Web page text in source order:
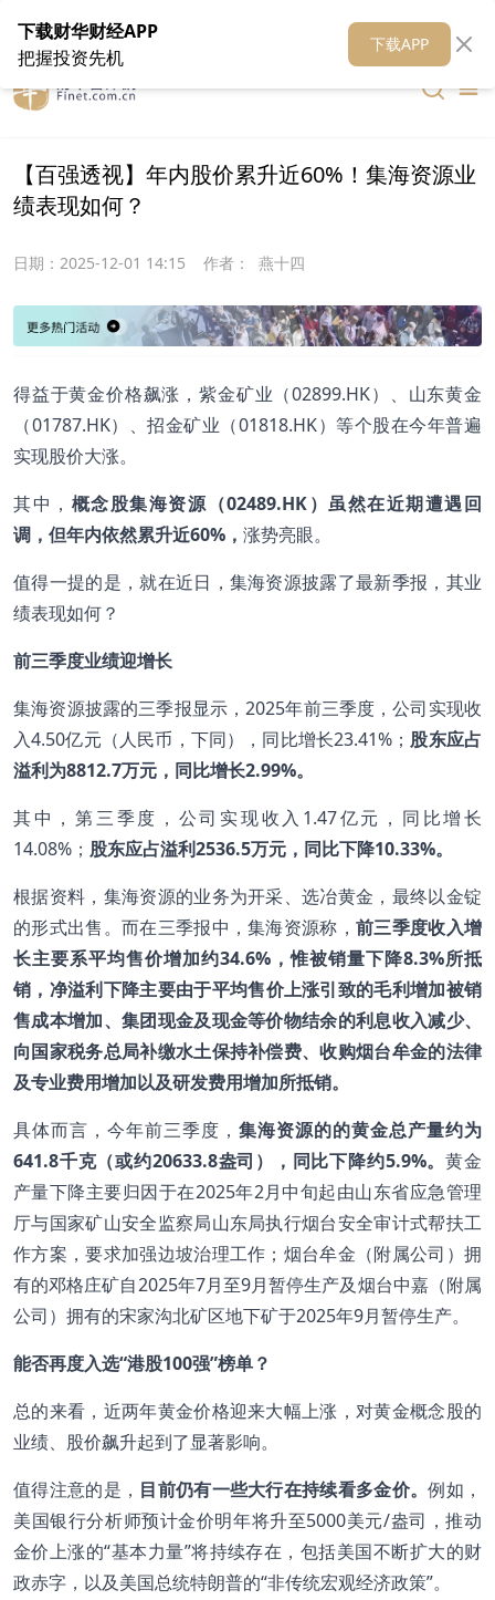
在线客服 关于我们 财华媒体矩阵 财华智库
【百强透视】年内股价累升近60%！集海资源业
绩表现如何？
日期： 2025-12-01 14:15 作者： 燕十四
得益于黄金价格飙涨，紫金矿业（02899.HK）、山东黄金
（01787.HK）、招金矿业（01818.HK）等个股在今年普遍
实现股价大涨。
其中， 概念股集海资源（02489.HK）虽然在近期遭遇回
调，但年内依然累升近60%， 涨势亮眼。
值得一提的是，就在近日，集海资源披露了最新季报，其业
绩表现如何？
前三季度业绩迎增长
集海资源披露的三季报显示，2025年前三季度，公司实现收
入4.50亿元（人民币，下同），同比增长23.41%； 股东应占
溢利为8812.7万元，同比增长2.99%。
其中，第三季度，公司实现收入1.47亿元，同比增长
14.08%； 股东应占溢利2536.5万元，同比下降10.33%。
根据资料，集海资源的业务为开采、选冶黄金，最终以金锭
的形式出售。而在三季报中，集海资源称，前三季度收入增
长主要系平均售价增加约34.6%，惟被销量下降8.3%所抵
销 ， 净溢利下降主要由于平均售价上涨引致的毛利增加被销
售成本增加、集团现金及现金等价物结余的利息收入减少、
向国家税务总局补缴水土保持补偿费、收购烟台牟金的法律
及专业费用增加以及研发费用增加所抵销。
具体而言，今年前三季度， 集海资源的的黄金总产量约为
641.8千克（或约20633.8盎司）， 同比下降约5.9%。黄金
产量下降主要归因于在2025年2月中旬起由山东省应急管理
厅与国家矿山安全监察局山东局执行烟台安全审计式帮扶工
作方案，要求加强边坡治理工作；烟台牟金（附属公司）拥
有的邓格庄矿自2025年7月至9月暂停生产及烟台中嘉（附属
公司）拥有的宋家沟北矿区地下矿于2025年9月暂停生产。
能否再度入选“港股100强”榜单？
总的来看，近两年黄金价格迎来大幅上涨，对黄金概念股的
业绩、股价飙升起到了显著影响。
值得注意的是， 目前仍有一些大行在持续看多金价。例如，
美国银行分析师预计金价明年将升至5000美元/盎司，推动
金价上涨的“基本力量”将持续存在，包括美国不断扩大的财
政赤字，以及美国总统特朗普的“非传统宏观经济政策”。
下载财华财经APP
把握投资先机
下载APP